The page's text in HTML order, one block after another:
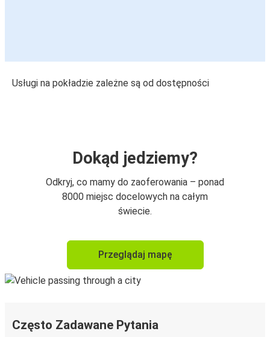
Usługi na pokładzie zależne są od dostępności
Dokąd jedziemy?
Odkryj, co mamy do zaoferowania – ponad
8000 miejsc docelowych na całym
świecie.
Przeglądaj mapę
Często Zadawane Pytania